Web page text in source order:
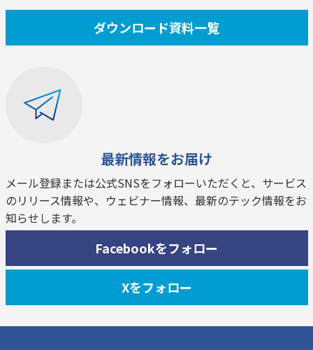
ダウンロード資料一覧
最新情報をお届け
メール登録または公式SNSをフォローいただくと、サービス
のリリース情報や、ウェビナー情報、最新のテック情報をお
知らせします。
Facebookをフォロー
Xをフォロー